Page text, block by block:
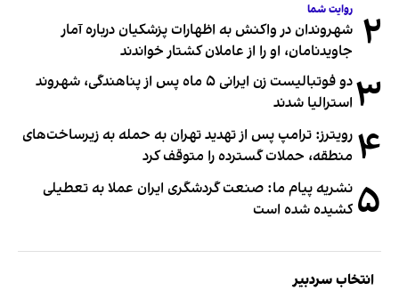
۲ روایت شما
شهروندان در واکنش به اظهارات پزشکیان درباره آمار
جاویدنامان، او را از عاملان کشتار خواندند
۳
دو فوتبالیست زن ایرانی ۵ ماه پس از پناهندگی، شهروند
استرالیا شدند
۴ رویترز: ترامپ پس از تهدید تهران به حمله به زیرساخت‌های
منطقه، حملات گسترده را متوقف کرد
۵ نشریه پیام ما: صنعت گردشگری ایران عملا به تعطیلی
کشیده شده است
انتخاب سردبیر